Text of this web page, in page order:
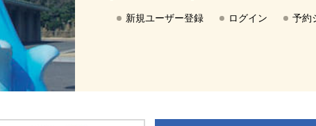
新規ユーザー登録 ログイン 予約